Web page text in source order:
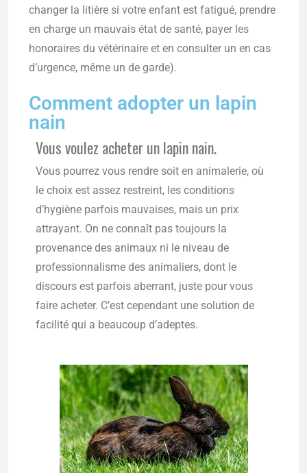
changer la litière si votre enfant est fatigué, prendre
en charge un mauvais état de santé, payer les
honoraires du vétérinaire et en consulter un en cas
d’urgence, même un de garde).
Comment adopter un lapin
nain
Vous voulez acheter un lapin nain.
Vous pourrez vous rendre soit en animalerie, où
le choix est assez restreint, les conditions
d’hygiène parfois mauvaises, mais un prix
attrayant. On ne connaît pas toujours la
provenance des animaux ni le niveau de
professionnalisme des animaliers, dont le
discours est parfois aberrant, juste pour vous
faire acheter. C’est cependant une solution de
facilité qui a beaucoup d’adeptes.